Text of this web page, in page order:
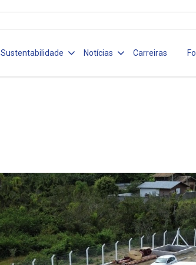
Sustentabilidade Notícias Carreiras